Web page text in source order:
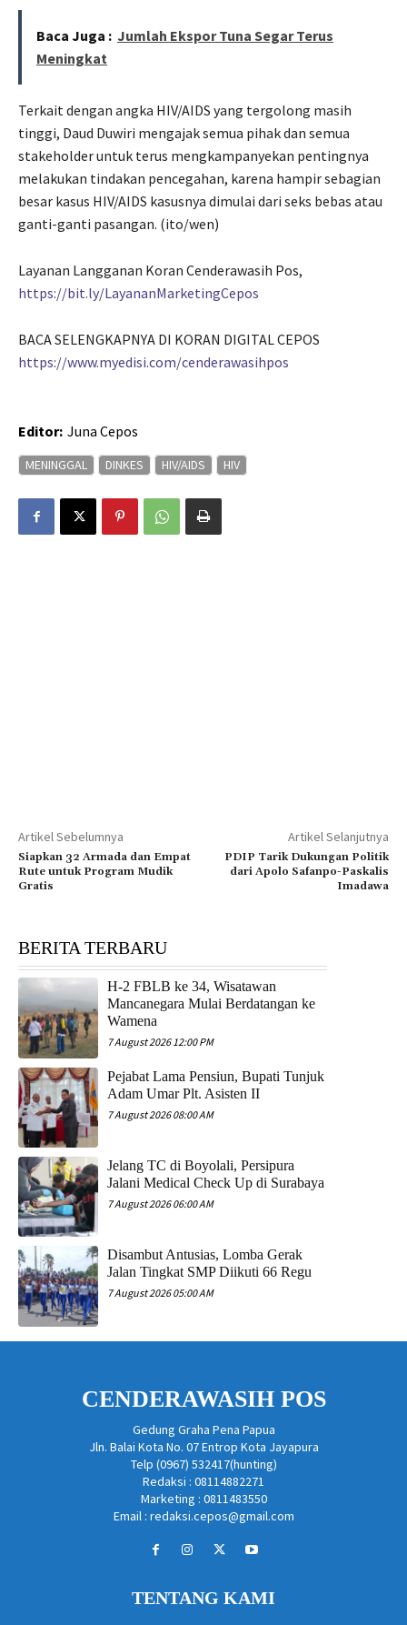
Baca Juga : Jumlah Ekspor Tuna Segar Terus
Meningkat
Terkait dengan angka HIV/AIDS yang tergolong masih
tinggi, Daud Duwiri mengajak semua pihak dan semua
stakeholder untuk terus mengkampanyekan pentingnya
melakukan tindakan pencegahan, karena hampir sebagian
besar kasus HIV/AIDS kasusnya dimulai dari seks bebas atau
ganti-ganti pasangan. (ito/wen)
Layanan Langganan Koran Cenderawasih Pos,
https://bit.ly/LayananMarketingCepos
BACA SELENGKAPNYA DI KORAN DIGITAL CEPOS
https://www.myedisi.com/cenderawasihpos
Editor: Juna Cepos
MENINGGAL DINKES HIV/AIDS HIV
Artikel Sebelumnya
Siapkan 32 Armada dan Empat
Rute untuk Program Mudik
Gratis
Artikel Selanjutnya
PDIP Tarik Dukungan Politik
dari Apolo Safanpo-Paskalis
Imadawa
BERITA TERBARU
H-2 FBLB ke 34, Wisatawan
Mancanegara Mulai Berdatangan ke
Wamena
7 August 2026 12:00 PM
Pejabat Lama Pensiun, Bupati Tunjuk
Adam Umar Plt. Asisten II
7 August 2026 08:00 AM
Jelang TC di Boyolali, Persipura
Jalani Medical Check Up di Surabaya
7 August 2026 06:00 AM
Disambut Antusias, Lomba Gerak
Jalan Tingkat SMP Diikuti 66 Regu
7 August 2026 05:00 AM
CENDERAWASIH POS
Gedung Graha Pena Papua
Jln. Balai Kota No. 07 Entrop Kota Jayapura
Telp (0967) 532417(hunting)
Redaksi : 08114882271
Marketing : 0811483550
Email : redaksi.cepos@gmail.com
TENTANG KAMI